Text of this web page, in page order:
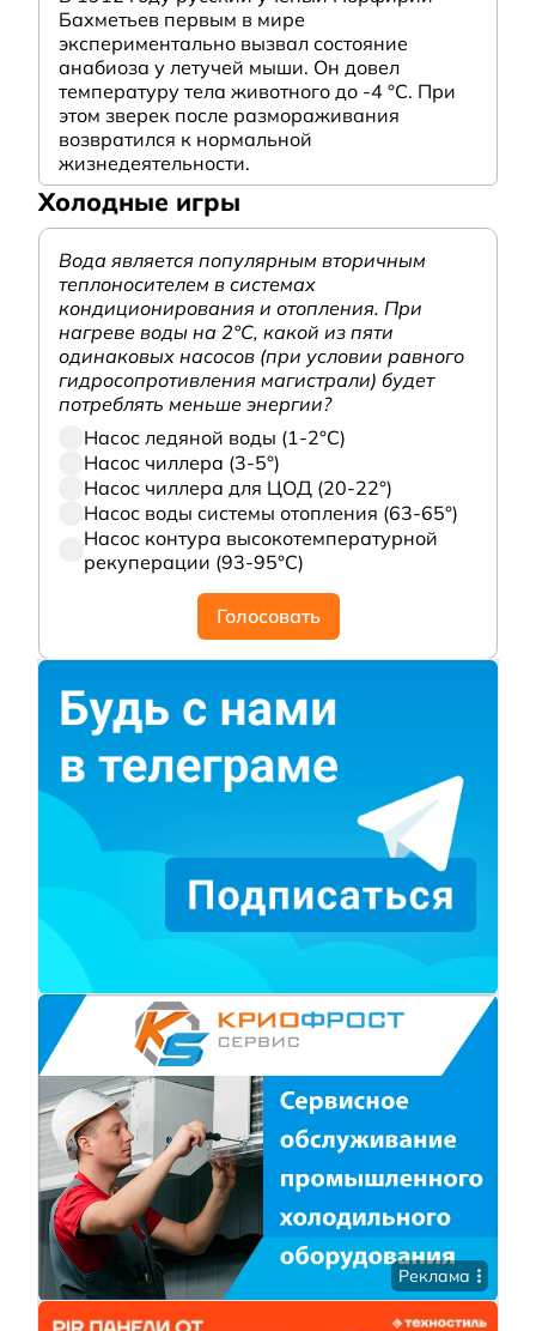
Бахметьев первым в мире
экспериментально вызвал состояние
анабиоза у летучей мыши. Он довел
температуру тела животного до -4 °C. При
этом зверек после размораживания
возвратился к нормальной
жизнедеятельности.
Холодные игры
Вода является популярным вторичным
теплоносителем в системах
кондиционирования и отопления. При
нагреве воды на 2°С, какой из пяти
одинаковых насосов (при условии равного
гидросопротивления магистрали) будет
потреблять меньше энергии?
Насос ледяной воды (1-2°С)
Насос чиллера (3-5°)
Насос чиллера для ЦОД (20-22°)
Насос воды системы отопления (63-65°)
Насос контура высокотемпературной
рекуперации (93-95°С)
Голосовать
Реклама